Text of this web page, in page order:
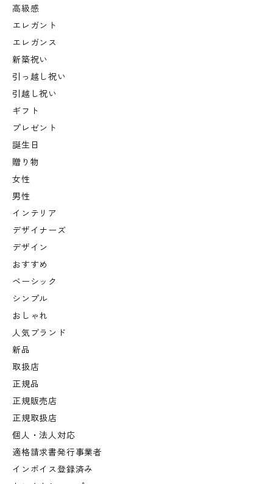
高級感
エレガント
エレガンス
新築祝い
引っ越し祝い
引越し祝い
ギフト
プレゼント
誕生日
贈り物
女性
男性
インテリア
デザイナーズ
デザイン
おすすめ
ベーシック
シンプル
おしゃれ
人気ブランド
新品
取扱店
正規品
正規販売店
正規取扱店
個人・法人対応
適格請求書発行事業者
インボイス登録済み